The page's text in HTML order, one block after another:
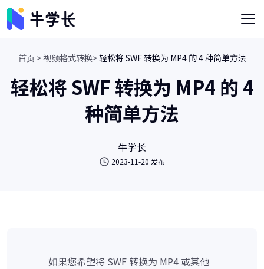
首页 >视频格式转换>轻松将 SWF 转换为 MP4 的 4 种简单方法
轻松将 SWF 转换为 MP4 的 4
种简单方法
牛学长
2023-11-20 发布
如果您希望将 SWF 转换为 MP4 或其他